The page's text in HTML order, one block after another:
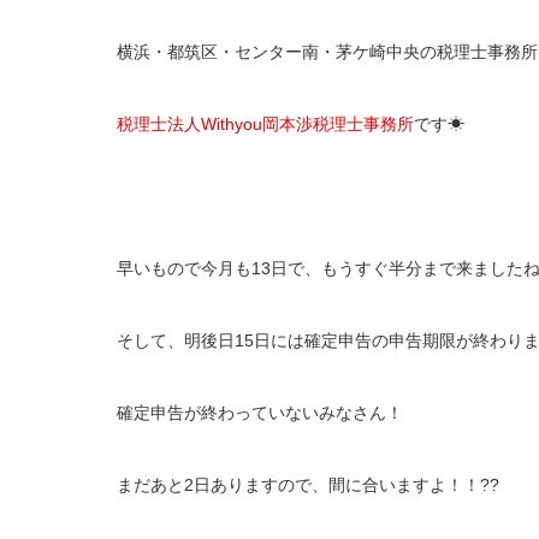
横浜・都筑区・センター南・茅ケ崎中央の税理士事務所
税理士法人Withyou岡本渉税理士事務所です☀
早いもので今月も13日で、もうすぐ半分まで来ましたね
そして、明後日15日には確定申告の申告期限が終わり
確定申告が終わっていないみなさん！
まだあと2日ありますので、間に合いますよ！！??